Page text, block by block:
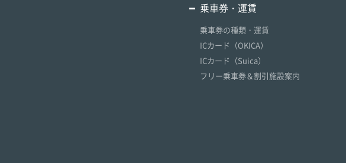
乗車券・運賃
乗車券の種類・運賃
ICカード（OKICA）
ICカード（Suica）
フリー乗車券＆割引施設案内